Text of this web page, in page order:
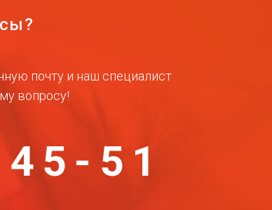
почту и наш специалист
вопросу!
51